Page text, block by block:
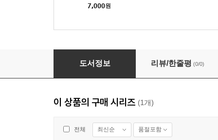
7,000원
TS 전생 미소녀 네토라 레이코는 빼앗기고 싶어
도서정보 리뷰/한줄평 (0/0)
이 상품의 구매 시리즈 (1개)
전체 최신순 품절포함